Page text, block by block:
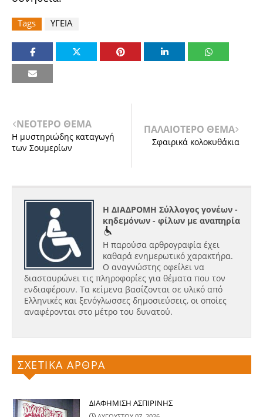
Tags ΥΓΕΙΑ
ΝΕΟΤΕΡΟ ΘΕΜΑ
Η μυστηριώδης καταγωγή
των Σουμερίων
ΠΑΛΑΙΟΤΕΡΟ ΘΕΜΑ
Σφαιρικά κολοκυθάκια
Η ΔΙΑΔΡΟΜΗ Σύλλογος γονέων -
κηδεμόνων - φίλων με αναπηρία
Η παρούσα αρθρογραφία έχει
καθαρά ενημερωτικό χαρακτήρα.
Ο αναγνώστης οφείλει να
διασταυρώνει τις πληροφορίες για θέματα που τον
ενδιαφέρουν. Τα κείμενα βασίζονται σε υλικό από
Ελληνικές και ξενόγλωσσες δημοσιεύσεις, οι οποίες
αναφέρονται στο μέτρο του δυνατού.
ΣΧΕΤΙΚΑ ΑΡΘΡΑ
ΔΙΑΦΗΜΙΣΗ ΑΣΠΙΡΙΝΗΣ